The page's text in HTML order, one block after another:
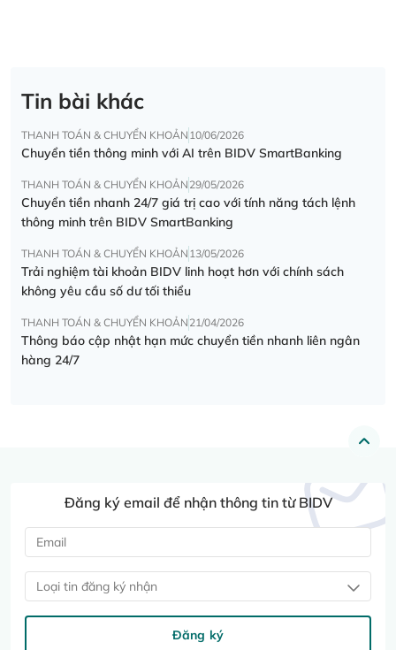
Tin bài khác
THANH TOÁN & CHUYỂN KHOẢN 10/06/2026
Chuyển tiền thông minh với AI trên BIDV SmartBanking
THANH TOÁN & CHUYỂN KHOẢN 29/05/2026
Chuyển tiền nhanh 24/7 giá trị cao với tính năng tách lệnh
thông minh trên BIDV SmartBanking
THANH TOÁN & CHUYỂN KHOẢN 13/05/2026
Trải nghiệm tài khoản BIDV linh hoạt hơn với chính sách
không yêu cầu số dư tối thiểu
THANH TOÁN & CHUYỂN KHOẢN 21/04/2026
Thông báo cập nhật hạn mức chuyển tiền nhanh liên ngân
hàng 24/7
Đăng ký email để nhận thông tin từ BIDV
Loại tin đăng ký nhận
Đăng ký